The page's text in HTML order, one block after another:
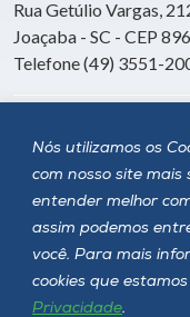
Nós utilizamos os
com nosso site mais
entender melhor
assim podemos
você. Para mais
cookies que
Privacidade.
Rua Getúlio Vargas,
Joaçaba - SC - CEP
Telefone (49) 3551-
Siga a